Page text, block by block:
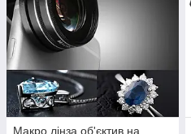
Макро лінза об'єктив на